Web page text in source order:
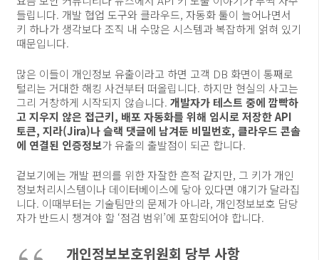
들립니다. 개발 협업 도구와 클라우드, 자동화 툴이 늘어나면서
키 하나가 생각보다 조직 내 수많은 시스템과 복잡하게 얽혀 있기
때문입니다.
많은 이들이 개인정보 유출이라고 하면 고객 DB 화면이 통째로
털리는 거대한 해킹 사건부터 떠올립니다. 하지만 현실의 사고는
그리 거창하게 시작되지 않습니다. 개발자가 테스트 중에 깜빡하
고 지우지 않은 접근키, 배포 자동화를 위해 임시로 저장한 API
토큰, 지라(Jira)나 슬랙 댓글에 남겨둔 비밀번호, 클라우드 콘솔
에 연결된 인증정보가 유출의 출발점이 되곤 합니다.
겉보기에는 개발 편의를 위한 자잘한 흔적 같지만, 그 키가 개인
정보처리시스템이나 데이터베이스에 닿아 있다면 얘기가 달라집
니다. 이때부터는 기술팀만의 문제가 아니라, 개인정보보호 담당
자가 반드시 챙겨야 할 ‘점검 범위’에 포함되어야 합니다.
개인정보보호위원회 당부 사항